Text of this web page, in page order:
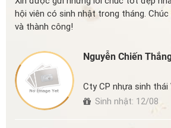
hội viên có sinh nhật trong tháng.
và thành công!
Nguyễn Chiến
Cty CP nhựa sinh thái
Sinh nhật: 12/08